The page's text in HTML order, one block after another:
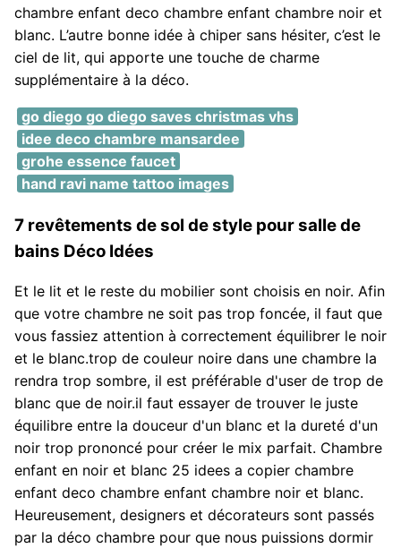
chambre enfant deco chambre enfant chambre noir et
blanc. L’autre bonne idée à chiper sans hésiter, c’est le
ciel de lit, qui apporte une touche de charme
supplémentaire à la déco.
go diego go diego saves christmas vhs
idee deco chambre mansardee
grohe essence faucet
hand ravi name tattoo images
7 revêtements de sol de style pour salle de
bains Déco Idées
Et le lit et le reste du mobilier sont choisis en noir. Afin
que votre chambre ne soit pas trop foncée, il faut que
vous fassiez attention à correctement équilibrer le noir
et le blanc.trop de couleur noire dans une chambre la
rendra trop sombre, il est préférable d'user de trop de
blanc que de noir.il faut essayer de trouver le juste
équilibre entre la douceur d'un blanc et la dureté d'un
noir trop prononcé pour créer le mix parfait. Chambre
enfant en noir et blanc 25 idees a copier chambre
enfant deco chambre enfant chambre noir et blanc.
Heureusement, designers et décorateurs sont passés
par la déco chambre pour que nous puissions dormir